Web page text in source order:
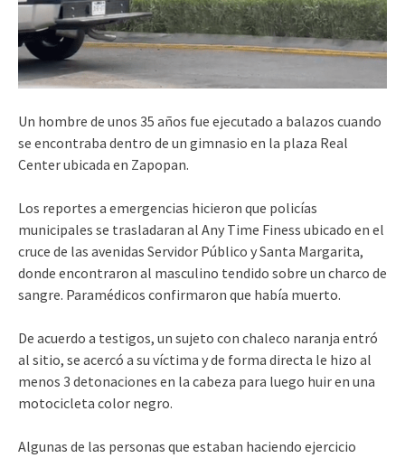
Un hombre de unos 35 años fue ejecutado a balazos cuando
se encontraba dentro de un gimnasio en la plaza Real
Center ubicada en Zapopan.
Los reportes a emergencias hicieron que policías
municipales se trasladaran al Any Time Finess ubicado en el
cruce de las avenidas Servidor Público y Santa Margarita,
donde encontraron al masculino tendido sobre un charco de
sangre. Paramédicos confirmaron que había muerto.
De acuerdo a testigos, un sujeto con chaleco naranja entró
al sitio, se acercó a su víctima y de forma directa le hizo al
menos 3 detonaciones en la cabeza para luego huir en una
motocicleta color negro.
Algunas de las personas que estaban haciendo ejercicio